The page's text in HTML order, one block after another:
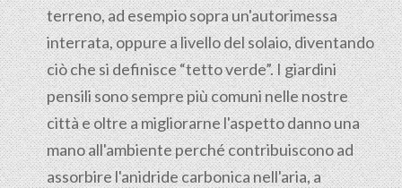
terreno, ad esempio sopra un'autorimessa
interrata, oppure a livello del solaio, diventando
ciò che si definisce “tetto verde”. I giardini
pensili sono sempre più comuni nelle nostre
città e oltre a migliorarne l'aspetto danno una
mano all'ambiente perché contribuiscono ad
assorbire l'anidride carbonica nell'aria, a